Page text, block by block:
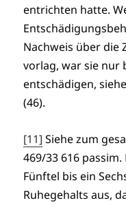
entrichten hatte.
Nachweis über die
vorlag, war sie nur
entschädigen,
(46).
[11] Siehe zum
469/33 616
Fünftel bis ein
Ruhegehalts aus,